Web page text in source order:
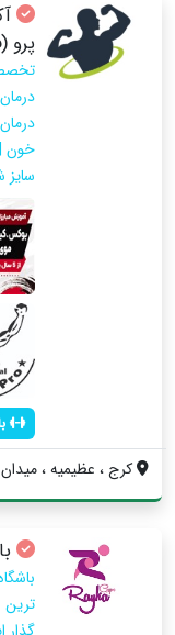
پرو
سایز
کرج ، عظیمیه ، میدان
ترین
گذار